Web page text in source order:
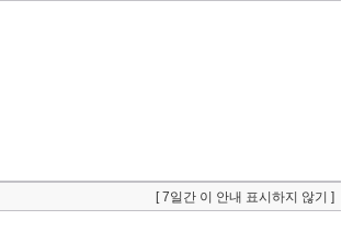
[ 7일간 이 안내 표시하지 않기 ]